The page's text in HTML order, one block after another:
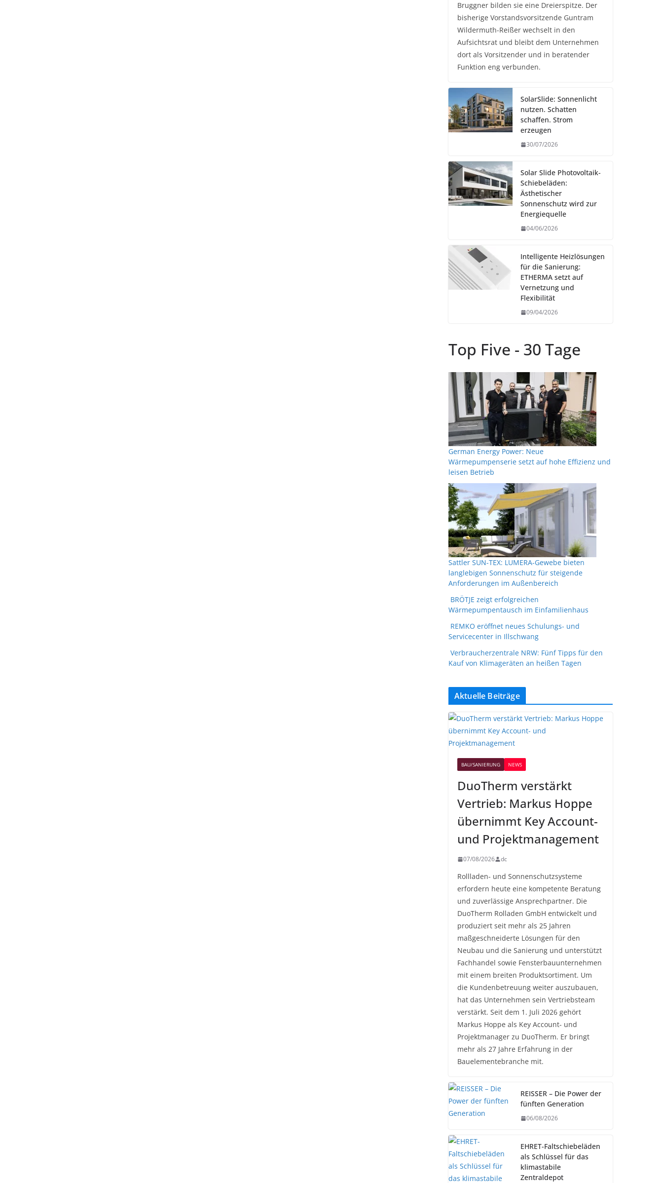
Bruggner bilden sie eine Dreierspitze. Der
bisherige Vorstandsvorsitzende Guntram
Wildermuth-Reißer wechselt in den
Aufsichtsrat und bleibt dem Unternehmen
dort als Vorsitzender und in beratender
Funktion eng verbunden.
SolarSlide: Sonnenlicht
nutzen. Schatten
schaffen. Strom
erzeugen
30/07/2026
Solar Slide Photovoltaik-
Schiebeläden:
Ästhetischer
Sonnenschutz wird zur
Energiequelle
04/06/2026
Intelligente Heizlösungen
für die Sanierung:
ETHERMA setzt auf
Vernetzung und
Flexibilität
09/04/2026
Top Five - 30 Tage
German Energy Power: Neue
Wärmepumpenserie setzt auf hohe Effizienz und
leisen Betrieb
Sattler SUN-TEX: LUMERA-Gewebe bieten
langlebigen Sonnenschutz für steigende
Anforderungen im Außenbereich
BRÖTJE zeigt erfolgreichen
Wärmepumpentausch im Einfamilienhaus
REMKO eröffnet neues Schulungs- und
Servicecenter in Illschwang
Verbraucherzentrale NRW: Fünf Tipps für den
Kauf von Klimageräten an heißen Tagen
Aktuelle Beiträge
BAU/SANIERUNG NEWS
DuoTherm verstärkt
Vertrieb: Markus Hoppe
übernimmt Key Account-
und Projektmanagement
07/08/2026 dc
Rollladen- und Sonnenschutzsysteme
erfordern heute eine kompetente Beratung
und zuverlässige Ansprechpartner. Die
DuoTherm Rolladen GmbH entwickelt und
produziert seit mehr als 25 Jahren
maßgeschneiderte Lösungen für den
Neubau und die Sanierung und unterstützt
Fachhandel sowie Fensterbauunternehmen
mit einem breiten Produktsortiment. Um
die Kundenbetreuung weiter auszubauen,
hat das Unternehmen sein Vertriebsteam
verstärkt. Seit dem 1. Juli 2026 gehört
Markus Hoppe als Key Account- und
Projektmanager zu DuoTherm. Er bringt
mehr als 27 Jahre Erfahrung in der
Bauelementebranche mit.
REISSER – Die Power der
fünften Generation
06/08/2026
EHRET-Faltschiebeläden
als Schlüssel für das
klimastabile
Zentraldepot